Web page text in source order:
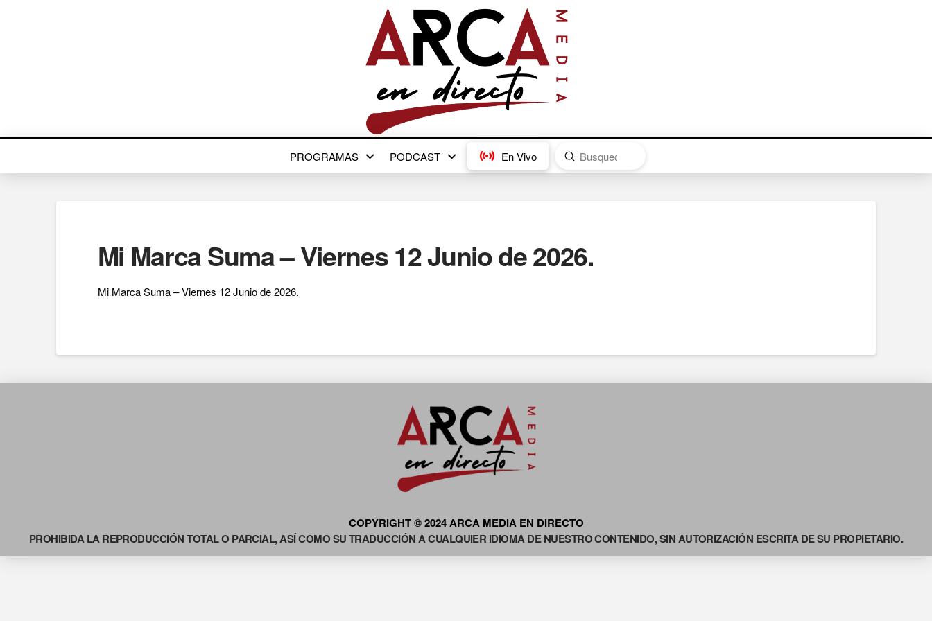
PROGRAMAS PODCAST En Vivo
Search
Submit
Mi Marca Suma – Viernes 12 Junio de 2026.
Mi Marca Suma – Viernes 12 Junio de 2026.
COPYRIGHT © 2024 ARCA MEDIA EN DIRECTO
PROHIBIDA LA REPRODUCCIÓN TOTAL O PARCIAL, ASÍ COMO SU TRADUCCIÓN A CUALQUIER IDIOMA DE NUESTRO CONTENIDO, SIN AUTORIZACIÓN ESCRITA DE SU PROPIETARIO.